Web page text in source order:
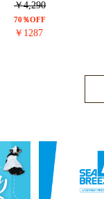
￥4,290
70％OFF
￥1287